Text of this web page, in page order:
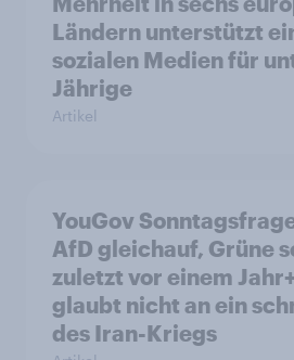
Ländern unterstützt
sozialen Medien für
Jährige
Artikel
YouGov
AfD gleichauf, Grüne
zuletzt vor einem
glaubt nicht an ein
des Iran-Kriegs